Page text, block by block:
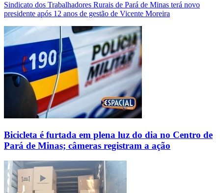
Sindicato dos Trabalhadores Rurais de Pará de Minas terá novo
presidente após 12 anos de gestão de Vicente Moreira
Bicicleta é furtada em plena luz do dia no Centro de
Pará de Minas; câmeras registram a ação